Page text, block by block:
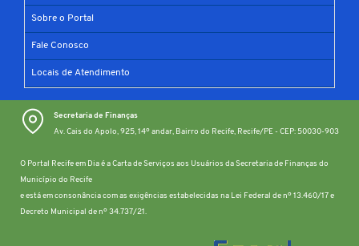
Sobre o Portal
Fale Conosco
Locais de Atendimento
Secretaria de Finanças
Av. Cais do Apolo, 925, 14º andar, Bairro do Recife, Recife/PE - CEP: 50030-903
O Portal Recife em Dia é a Carta de Serviços aos Usuários da Secretaria de Finanças do
Município do Recife
e está em consonância com as exigências estabelecidas na Lei Federal de nº 13.460/17 e
Decreto Municipal de nº 34.737/21.